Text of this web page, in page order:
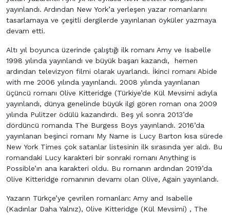
yayınlandı. Ardından New York’a yerleşen yazar romanlarını
tasarlamaya ve çeşitli dergilerde yayınlanan öyküler yazmaya
devam etti.
Altı yıl boyunca üzerinde çalıştığı ilk romanı Amy ve Isabelle
1998 yılında yayınlandı ve büyük başarı kazandı, hemen
ardından televizyon filmi olarak uyarlandı. İkinci romanı Abide
with me 2006 yılında yayınlandı. 2008 yılında yayınlanan
üçüncü romanı Olive Kitteridge (Türkiye’de Kül Mevsimi adıyla
yayınlandı, dünya genelinde büyük ilgi gören roman ona 2009
yılında Pulitzer ödülü kazandırdı. Beş yıl sonra 2013’de
dördüncü romanda The Burgess Boys yayınlandı. 2016’da
yayınlanan beşinci romanı My Name is Lucy Barton kısa sürede
New York Times çok satanlar listesinin ilk sırasında yer aldı. Bu
romandaki Lucy karakteri bir sonraki romanı Anything is
Possible’ın ana karakteri oldu. Bu romanın ardından 2019’da
Olive Kitteridge romanının devamı olan Olive, Again yayınlandı.
Yazarın Türkçe’ye çevrilen romanları: Amy and Isabelle
(Kadınlar Daha Yalnız), Olive Kitteridge (Kül Mevsimi) , The